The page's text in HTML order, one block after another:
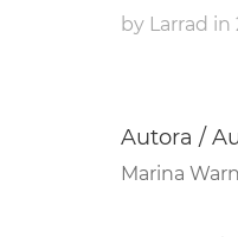
by Larrad in
Autora /
Marina